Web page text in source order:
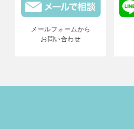
メールフォームから
お問い合わせ